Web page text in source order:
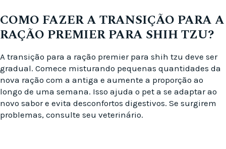
COMO FAZER A TRANSIÇÃO PARA A
RAÇÃO PREMIER PARA SHIH TZU?
A transição para a ração premier para shih tzu deve ser
gradual. Comece misturando pequenas quantidades da
nova ração com a antiga e aumente a proporção ao
longo de uma semana. Isso ajuda o pet a se adaptar ao
novo sabor e evita desconfortos digestivos. Se surgirem
problemas, consulte seu veterinário.